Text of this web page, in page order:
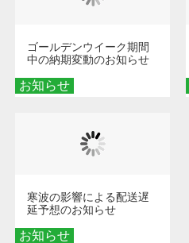
お知らせ
ゴールデンウイーク期間
中の納期変動のお知らせ
お知らせ
寒波の影響による配送遅
延予想のお知らせ